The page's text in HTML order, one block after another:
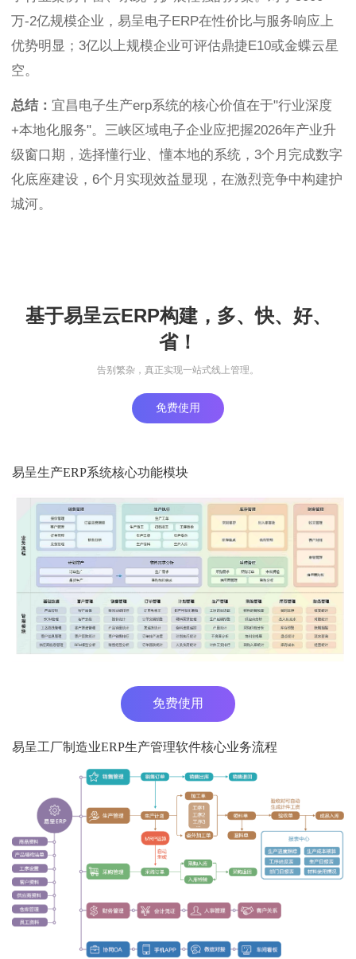
万-2亿规模企业，易呈电子ERP在性价比与服务响应上
优势明显；3亿以上规模企业可评估鼎捷E10或金蝶云星
空。
总结： 宜昌电子生产erp系统的核心价值在于"行业深度
+本地化服务"。三峡区域电子企业应把握2026年产业升
级窗口期，选择懂行业、懂本地的系统，3个月完成数字
化底座建设，6个月实现效益显现，在激烈竞争中构建护
城河。
基于易呈云ERP构建，多、快、好、
省！
告别繁杂，真正实现一站式线上管理。
免费使用
易呈生产ERP系统核心功能模块
免费使用
易呈工厂制造业ERP生产管理软件核心业务流程